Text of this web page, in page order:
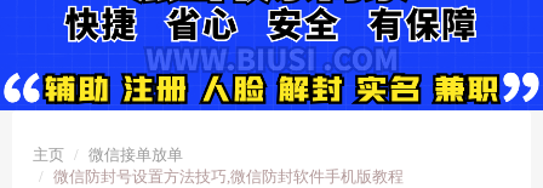
主页
微信接单放单
微信防封号设置方法技巧,微信防封软件手机版教程